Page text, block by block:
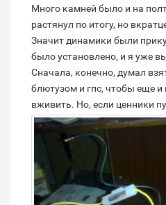
Много камней было и на
растянул по итогу, но
Значит динамики были
было установлено, и я уже
Сначала, конечно, думал
блютузом и гпс, чтобы еще
вживить. Но, если ценники